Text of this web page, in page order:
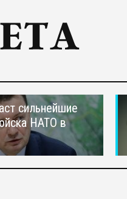
сильнейшие
НАТО в